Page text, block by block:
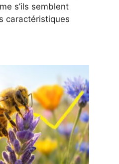
s’ils semblent
caractéristiques